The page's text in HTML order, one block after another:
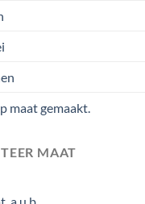
maat gemaakt.
MAAT